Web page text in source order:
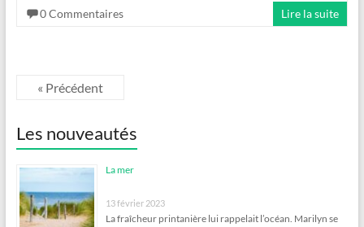
0 Commentaires
Lire la suite
« Précédent
Les nouveautés
La mer
13 février 2023
La fraîcheur printanière lui rappelait l’océan. Marilyn se